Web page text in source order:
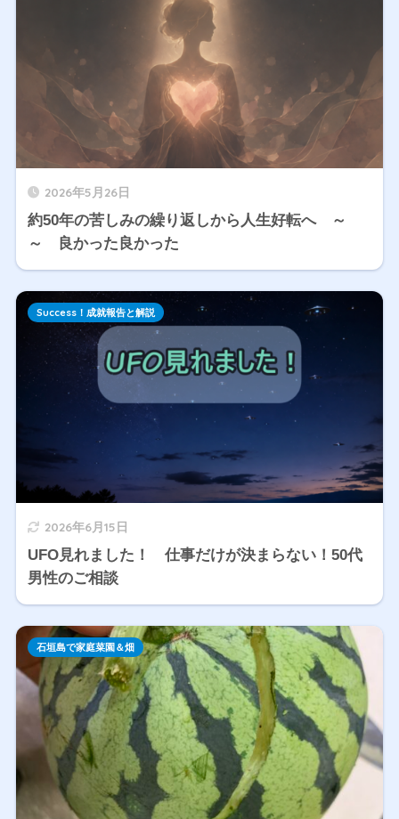
2026年5月26日
約50年の苦しみの繰り返しから人生好転へ ～
～ 良かった良かった
2026年6月15日
UFO見れました！ 仕事だけが決まらない！50代
男性のご相談
Success！成就報告と解説
石垣島で家庭菜園＆畑